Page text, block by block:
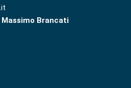
Massimo Brancati